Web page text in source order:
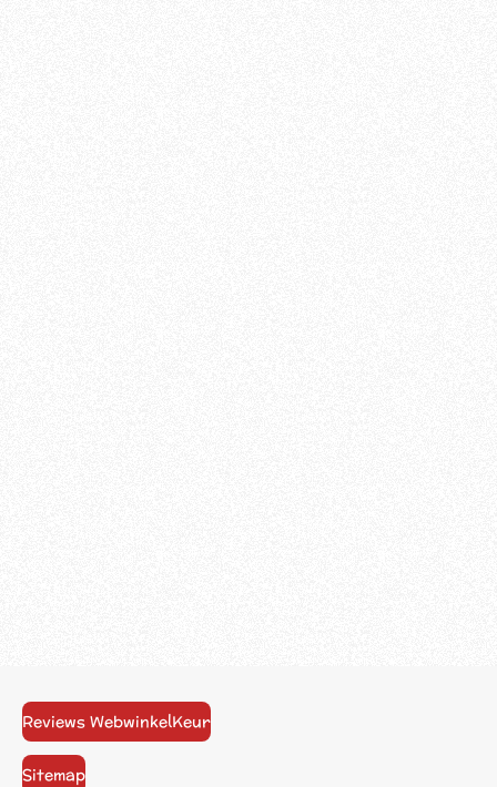
Reviews WebwinkelKeur
Sitemap